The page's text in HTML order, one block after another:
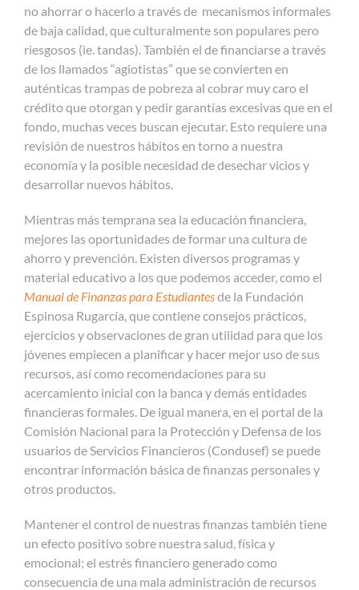
no ahorrar o hacerlo a través de mecanismos informales
de baja calidad, que culturalmente son populares pero
riesgosos (ie. tandas). También el de financiarse a través
de los llamados “agiotistas” que se convierten en
auténticas trampas de pobreza al cobrar muy caro el
crédito que otorgan y pedir garantías excesivas que en el
fondo, muchas veces buscan ejecutar. Esto requiere una
revisión de nuestros hábitos en torno a nuestra
economía y la posible necesidad de desechar vicios y
desarrollar nuevos hábitos.
Mientras más temprana sea la educación financiera,
mejores las oportunidades de formar una cultura de
ahorro y prevención. Existen diversos programas y
material educativo a los que podemos acceder, como el
Manual de Finanzas para Estudiantesde la Fundación
Espinosa Rugarcía, que contiene consejos prácticos,
ejercicios y observaciones de gran utilidad para que los
jóvenes empiecen a planificar y hacer mejor uso de sus
recursos, así como recomendaciones para su
acercamiento inicial con la banca y demás entidades
financieras formales. De igual manera, en el portal de la
Comisión Nacional para la Protección y Defensa de los
usuarios de Servicios Financieros (Condusef) se puede
encontrar información básica de finanzas personales y
otros productos.
Mantener el control de nuestras finanzas también tiene
un efecto positivo sobre nuestra salud, física y
emocional; el estrés financiero generado como
consecuencia de una mala administración de recursos